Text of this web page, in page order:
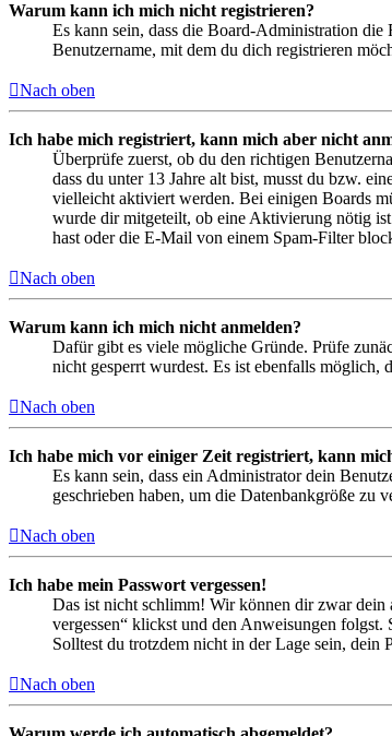
Warum kann ich mich nicht registrieren?
Es kann sein, dass die Board-Administration die
Benutzername, mit dem du dich registrieren
Nach oben
Ich habe mich registriert, kann mich aber nicht
Überprüfe zuerst, ob du den richtigen
dass du unter 13 Jahre alt bist, musst du bzw.
vielleicht aktiviert werden. Bei einigen Boards
wurde dir mitgeteilt, ob eine Aktivierung nötig
hast oder die E-Mail von einem Spam-Filter
Nach oben
Warum kann ich mich nicht anmelden?
Dafür gibt es viele mögliche Gründe. Prüfe
nicht gesperrt wurdest. Es ist ebenfalls möglich,
Nach oben
Ich habe mich vor einiger Zeit registriert, kann
Es kann sein, dass ein Administrator dein
geschrieben haben, um die Datenbankgröße zu
Nach oben
Ich habe mein Passwort vergessen!
Das ist nicht schlimm! Wir können dir zwar dein
vergessen“ klickst und den Anweisungen
Solltest du trotzdem nicht in der Lage sein, dein
Nach oben